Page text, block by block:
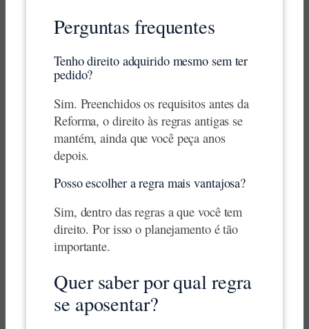
Perguntas frequentes
Tenho direito adquirido mesmo sem ter
pedido?
Sim. Preenchidos os requisitos antes da
Reforma, o direito às regras antigas se
mantém, ainda que você peça anos
depois.
Posso escolher a regra mais vantajosa?
Sim, dentro das regras a que você tem
direito. Por isso o planejamento é tão
importante.
Quer saber por qual regra
se aposentar?